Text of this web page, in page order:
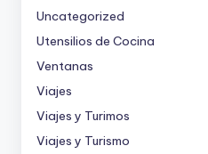
Uncategorized
Utensilios de Cocina
Ventanas
Viajes
Viajes y Turimos
Viajes y Turismo